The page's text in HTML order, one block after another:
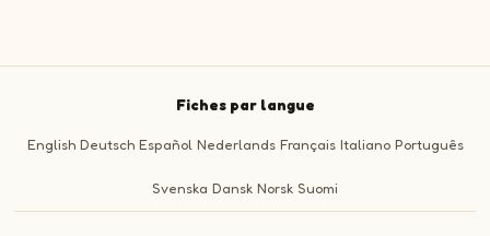
Fiches par langue
English Deutsch Español Nederlands Français Italiano Português
Svenska Dansk Norsk Suomi